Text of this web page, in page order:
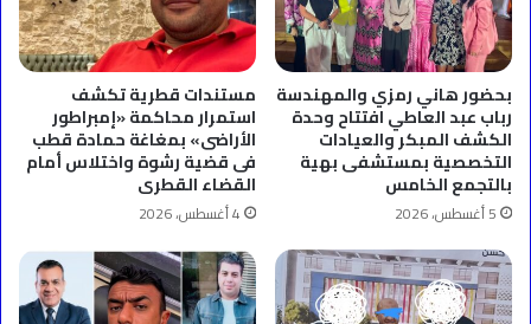
بحضور هاني رمزي والمهندسة
رباب عبد العاطي افتتاح وحدة
الكشف المبكر والعيادات
التخصصية بمستشفى بهية
بالتجمع الخامس
5 أغسطس، 2026
مستندات قطرية تكشف
استمرار محاكمة «إمبراطور
الأراضى» بمغاغة حمادة قطب
فى قضية رشوة واختلاس أمام
القضاء القطرى
4 أغسطس، 2026